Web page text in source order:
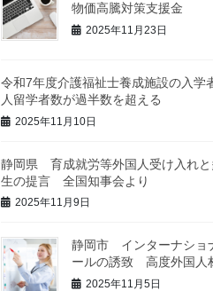
物価高騰対策支援金
2025年11月23日
令和7年度介護福祉士養成施設の入
人留学者数が過半数を超える
2025年11月10日
静岡県 育成就労等外国人受け入れと
生の提言 全国知事会より
2025年11月9日
静岡市 インターナショ
ールの誘致 高度外国人
2025年11月5日